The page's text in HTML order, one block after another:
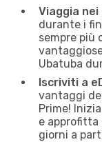
Viaggia
durante i
sempre più
Ubatuba
Iscriviti a
vantaggi
Prime!
e approfitta
giorni a